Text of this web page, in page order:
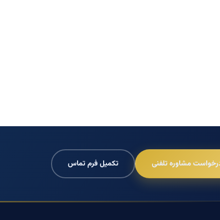
مشاوره تلفنی تکمیل فرم تماس